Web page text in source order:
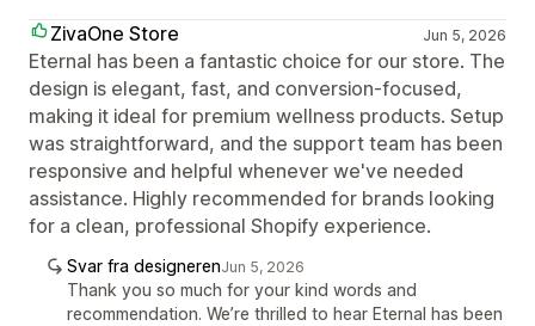
ZivaOne Store
Jun 5, 2026
Eternal has been a fantastic choice for our store. The
design is elegant, fast, and conversion-focused,
making it ideal for premium wellness products. Setup
was straightforward, and the support team has been
responsive and helpful whenever we've needed
assistance. Highly recommended for brands looking
for a clean, professional Shopify experience.
Svar fra designerenJun 5, 2026
Thank you so much for your kind words and
recommendation. We’re thrilled to hear Eternal has been